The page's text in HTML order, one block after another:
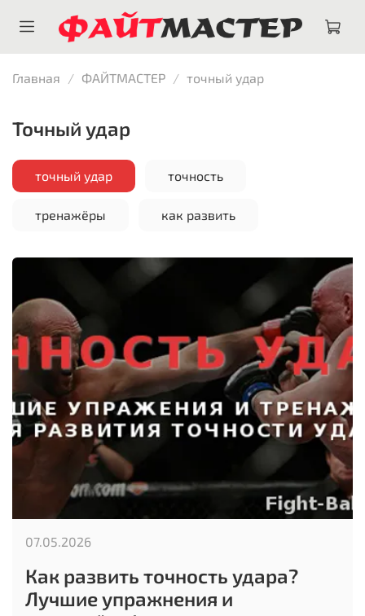
Главная ФАЙТМАСТЕР точный удар
точный удар
точный удар точность
тренажёры как развить
Как развить точность удара?
Лучшие упражнения и
07.05.2026